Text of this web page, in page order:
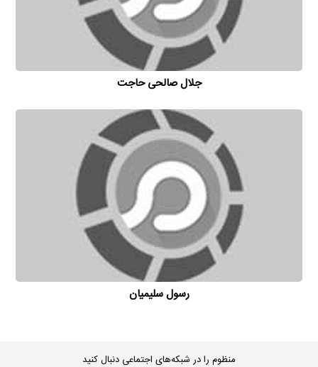
جلال صالحی حاجت
رسول سلیمیان
منظوم را در شبکه‌های اجتماعی دنبال کنید